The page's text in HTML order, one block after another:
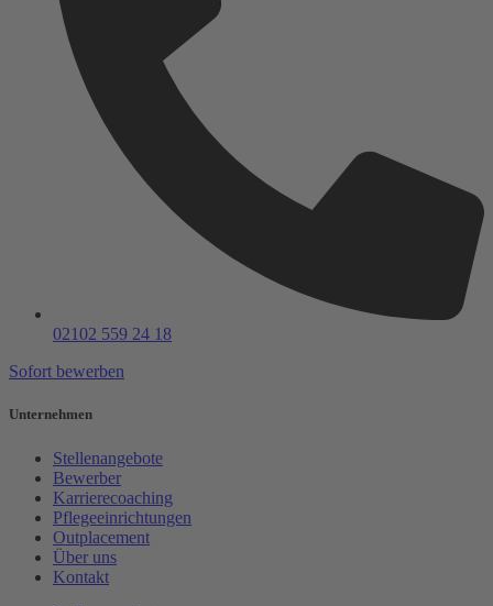
02102 559 24 18
Sofort bewerben
Unternehmen
Stellenangebote
Bewerber
Karrierecoaching
Pflegeeinrichtungen
Outplacement
Über uns
Kontakt